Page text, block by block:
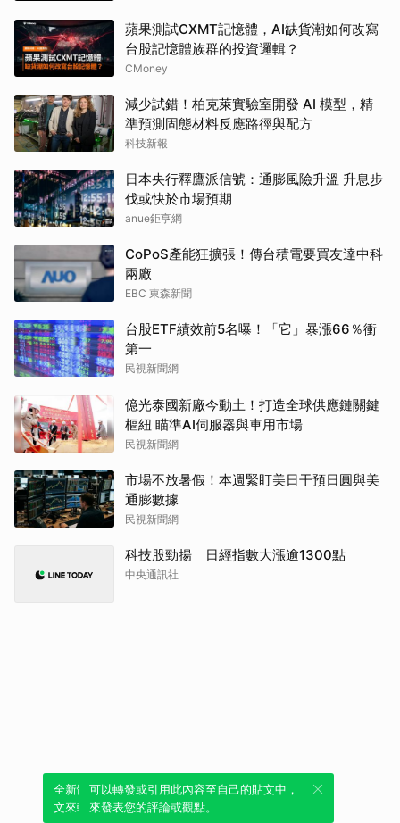
蘋果測試CXMT記憶體，AI缺貨潮如何改寫
台股記憶體族群的投資邏輯？
CMoney
減少試錯！柏克萊實驗室開發 AI 模型，精
準預測固態材料反應路徑與配方
科技新報
日本央行釋鷹派信號：通膨風險升溫 升息步
伐或快於市場預期
anue鉅亨網
CoPoS產能狂擴張！傳台積電要買友達中科
兩廠
EBC 東森新聞
台股ETF績效前5名曝！「它」暴漲66％衝
第一
民視新聞網
億光泰國新廠今動土！打造全球供應鏈關鍵
樞紐 瞄準AI伺服器與車用市場
民視新聞網
市場不放暑假！本週緊盯美日干預日圓與美
通膨數據
民視新聞網
科技股勁揚 日經指數大漲逾1300點
中央通訊社
全新體驗！一鍵引用此內容，透過發布貼
文來輕鬆表達個人立場。
可以轉發或引用此內容至自己的貼文中，
來發表您的評論或觀點。